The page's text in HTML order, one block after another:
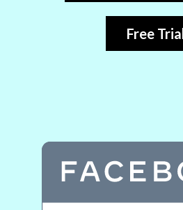
Free